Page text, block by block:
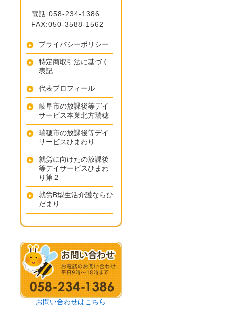
電話:058-234-1386
FAX:050-3588-1562
プライバシーポリシー
特定商取引法に基づく
表記
代表プロフィール
岐阜市の放課後等デイ
サービス本巣北方瑞穂
瑞穂市の放課後等デイ
サービスひまわり
就労に向けたの放課後
等デイサービスひまわ
り第２
就労B型生活介護ならひ
だまり
お問い合わせはこちら